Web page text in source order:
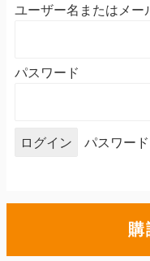
ユーザー名またはメー
パスワード
パスワー